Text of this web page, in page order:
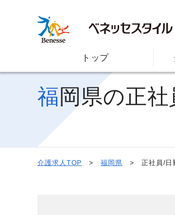
トップ
福岡県の正
介護求人TOP 福岡県 正社員/日